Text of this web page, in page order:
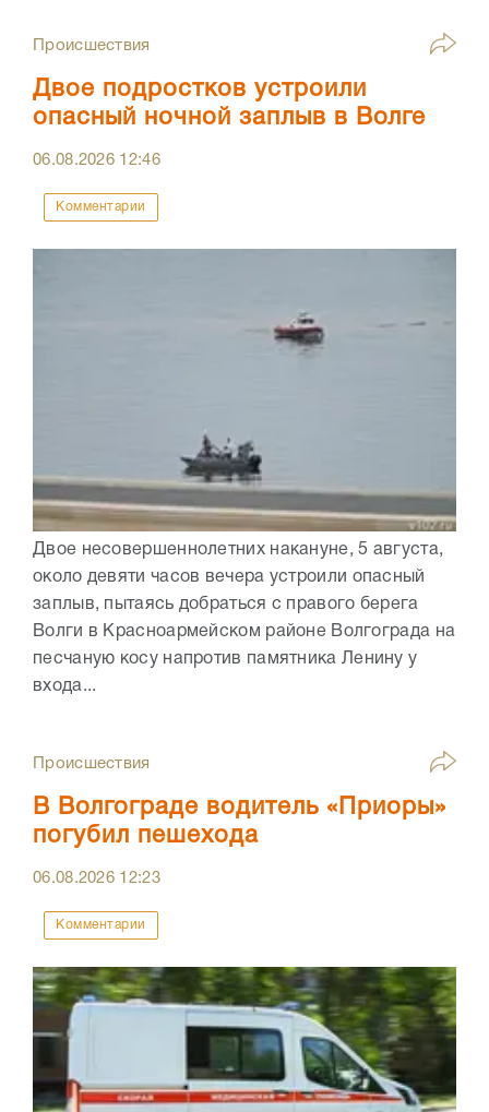
Происшествия
Двое подростков устроили
опасный ночной заплыв в Волге
06.08.2026 12:46
Комментарии
Двое несовершеннолетних накануне, 5 августа,
около девяти часов вечера устроили опасный
заплыв, пытаясь добраться с правого берега
Волги в Красноармейском районе Волгограда на
песчаную косу напротив памятника Ленину у
входа...
Происшествия
В Волгограде водитель «Приоры»
погубил пешехода
06.08.2026 12:23
Комментарии